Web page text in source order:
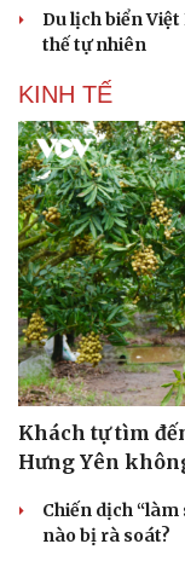
Du lịch biển
thế tự nhiên
KINH TẾ
Khách tự tìm
Hưng Yên
Chiến dịch
nào bị rà soát?